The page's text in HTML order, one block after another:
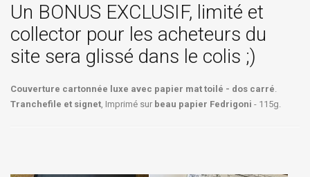
Un BONUS EXCLUSIF, limité et
collector pour les acheteurs du
site sera glissé dans le colis ;)
Couverture cartonnée luxe avec papier mat toilé - dos carré.
Tranchefile et signet, Imprimé sur beau papier Fedrigoni - 115g.